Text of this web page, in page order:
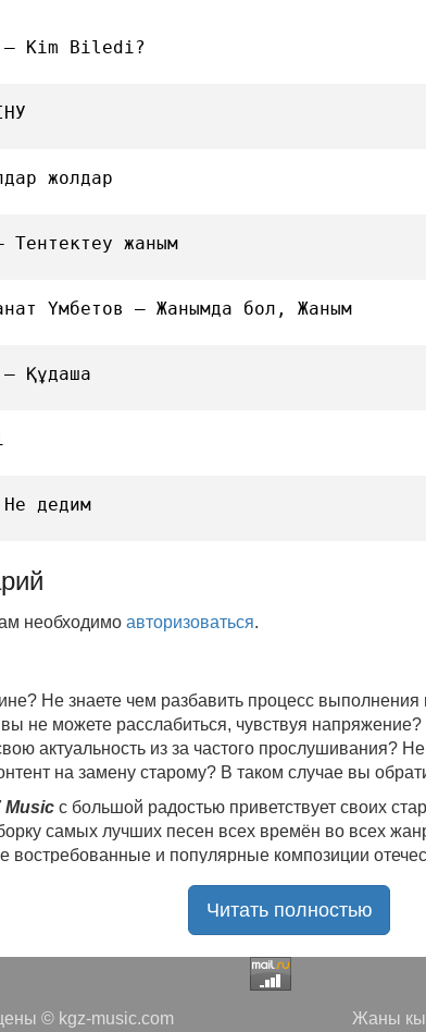
— Kim Biledi?
жолдар
Тентектеу жаным
Үмбетов — Жанымда бол, Жаным
Құдаша
дедим
необходимо авторизоваться.
Не знаете чем разбавить процесс
вы не можете расслабиться, чувствуя
актуальность из за частого прослушивания?
на замену старому? В таком случае вы
с большой радостью приветствует своих
самых лучших песен всех времён во всех
востребованные и популярные композиции
богатую коллекцию качественной музыки
Самые свежие альбомы
и новые
новинки, большой музыкальный
с большой ответственностью подходит к
Читать полностью
© kgz-music.com Жаны